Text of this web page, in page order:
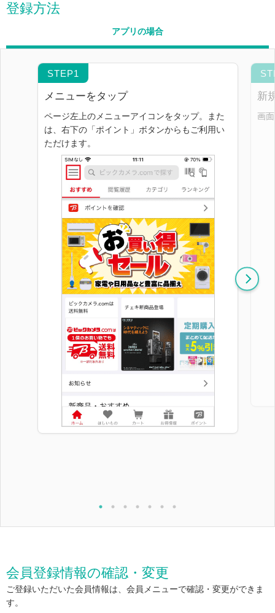
登録方法
アプリの場合
メニューをタップ
ページ左上のメニューアイコンをタップ。また
は、右下の「ポイント」ボタンからもご利用い
ただけます。
新
画
会員登録情報の確認・変更
ご登録いただいた会員情報は、会員メニューで確認・変更ができま
す。